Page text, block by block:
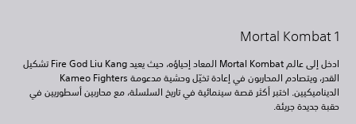
Mortal Kombat 1
ادخل إلى عالم Mortal Kombat المعاد إحياؤه، حيث يعيد Fire God Liu Kang تشكيل
القدر، ويتصادم المحاربون في إعادة تخيّل وحشية مدعومة Kameo Fighters
الديناميكيين. اختبر أكثر قصة سينمائية في تاريخ السلسلة، مع محاربين أسطوريين في
حقبة جديدة جريئة.